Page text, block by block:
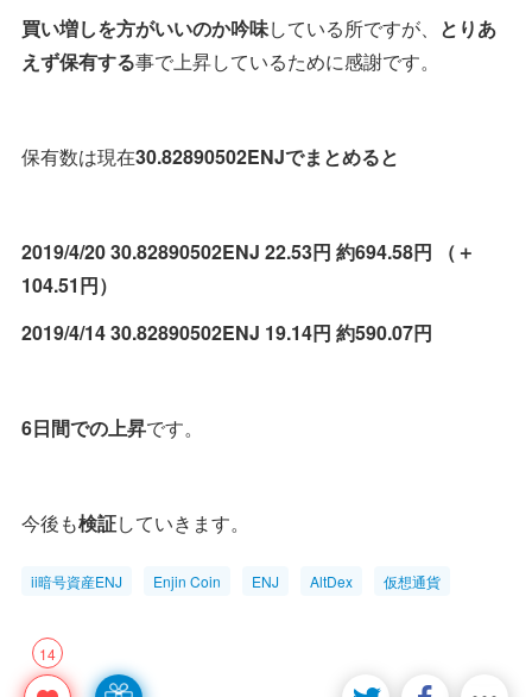
買い増しを方がいいのか吟味している所ですが、 とりあ
えず保有する事で上昇しているために感謝です。
保有数は現在30.82890502ENJでまとめると
2019/4/20 30.82890502ENJ 22.53円 約694.58円 （＋
104.51円）
2019/4/14 30.82890502ENJ 19.14円 約590.07円
6日間での上昇です。
今後も検証していきます。
ii暗号資産ENJ Enjin Coin ENJ AltDex 仮想通貨
14